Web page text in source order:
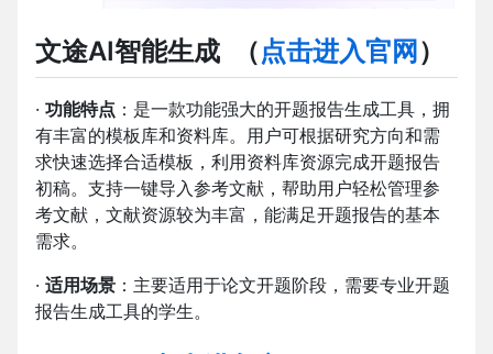
文途AI智能生成 （点击进入官网 ）
· 功能特点 ：是一款功能强大的开题报告生成工具，拥
有丰富的模板库和资料库。用户可根据研究方向和需
求快速选择合适模板，利用资料库资源完成开题报告
初稿。支持一键导入参考文献，帮助用户轻松管理参
考文献，文献资源较为丰富，能满足开题报告的基本
需求。
· 适用场景 ：主要适用于论文开题阶段，需要专业开题
报告生成工具的学生。